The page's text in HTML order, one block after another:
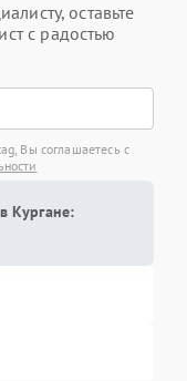
оставьте
с радостью
Вы соглашаетесь с
Кургане: